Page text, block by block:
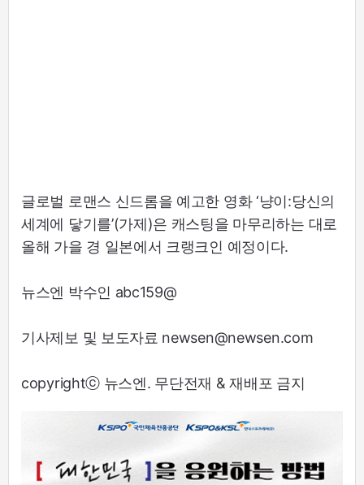
글로벌 로맨스 신드롬을 예고한 영화 ‘냥이:당신의
세계에 닿기를’(가제)은 캐스팅을 마무리하는 대로
올해 가을 경 일본에서 크랭크인 예정이다.
뉴스엔 박수인 abc159@
기사제보 및 보도자료 newsen@newsen.com
copyrightⓒ 뉴스엔. 무단전재 & 재배포 금지